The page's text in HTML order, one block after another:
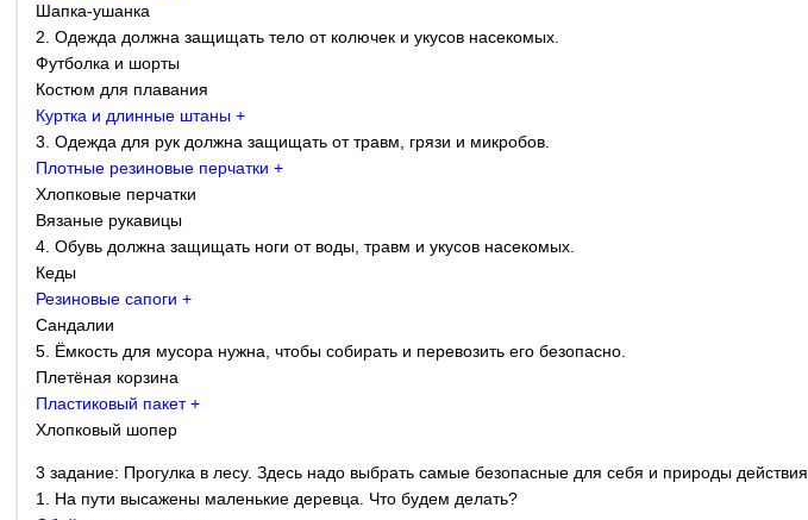
Шапка-ушанка
2. Одежда должна защищать тело от колючек и укусов насекомых.
Футболка и шорты
Костюм для плавания
Куртка и длинные штаны +
3. Одежда для рук должна защищать от травм, грязи и микробов.
Плотные резиновые перчатки +
Хлопковые перчатки
Вязаные рукавицы
4. Обувь должна защищать ноги от воды, травм и укусов насекомых.
Кеды
Резиновые сапоги +
Сандалии
5. Ёмкость для мусора нужна, чтобы собирать и перевозить его безопасно.
Плетёная корзина
Пластиковый пакет +
Хлопковый шопер
3 задание: Прогулка в лесу. Здесь надо выбрать самые безопасные для себя и природы действия.
1. На пути высажены маленькие деревца. Что будем делать?